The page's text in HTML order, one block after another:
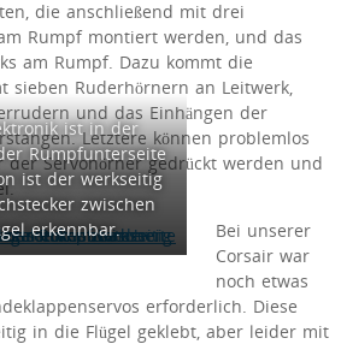
die anschließend mit drei
Rumpf montiert werden, und das
am Rumpf. Dazu kommt die
sieben Ruderhörnern an Leitwerk,
und das Einhängen der
Letztere können problemlos
der Servohörner gedrückt werden und
ist in der
Rumpfunterseite
ist der werkseitig
zwischen
erkennbar.
Bei unserer
Corsair war
noch etwas
erforderlich. Diese
in die Flügel geklebt, aber leider mit